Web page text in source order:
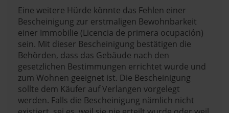
Eine weitere Hürde könnte das Fehlen einer
Bescheinigung zur erstmaligen Bewohnbarkeit
einer Immobilie (Licencia de primera ocupación)
sein. Mit dieser Bescheinigung bestätigen die
Behörden, dass das Gebäude nach den
gesetzlichen Bestimmungen errichtet wurde und
zum Wohnen geeignet ist. Die Bescheinigung
sollte dem Käufer auf Verlangen vorgelegt
werden. Falls die Bescheinigung nämlich nicht